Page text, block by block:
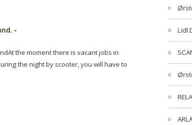
-
the moment there is vacant jobs in
the night by scooter, you will have to
Lidl